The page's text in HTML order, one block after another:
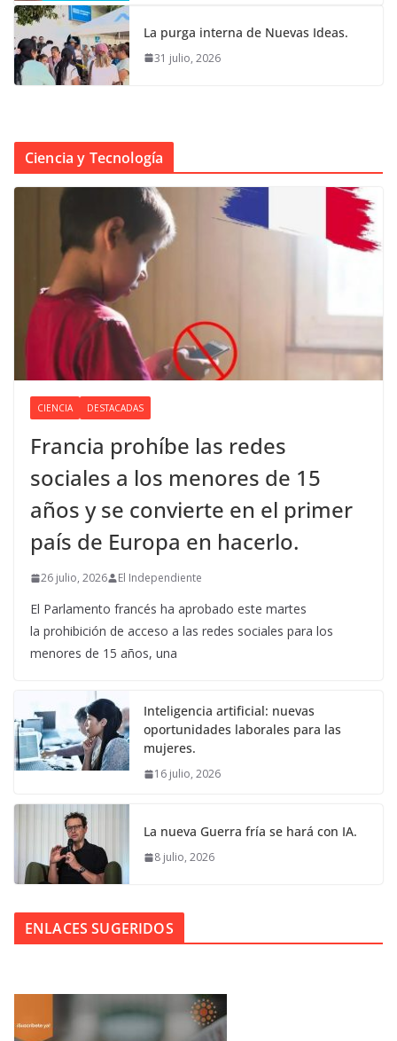
La purga interna de Nuevas Ideas.
31 julio, 2026
Ciencia y Tecnología
CIENCIA DESTACADAS
Francia prohíbe las redes
sociales a los menores de 15
años y se convierte en el primer
país de Europa en hacerlo.
26 julio, 2026 El Independiente
El Parlamento francés ha aprobado este martes
la prohibición de acceso a las redes sociales para los
menores de 15 años, una
Inteligencia artificial: nuevas
oportunidades laborales para las
mujeres.
16 julio, 2026
La nueva Guerra fría se hará con IA.
8 julio, 2026
ENLACES SUGERIDOS